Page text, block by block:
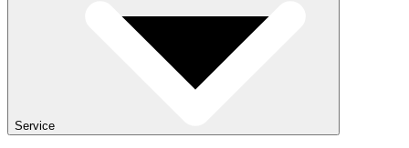
Service